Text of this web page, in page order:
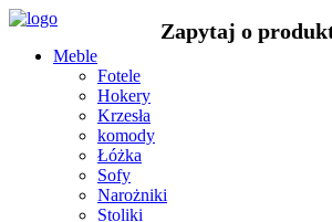
Meble
Fotele
Hokery
Krzesła
komody
Łóżka
Sofy
Narożniki
Stoliki